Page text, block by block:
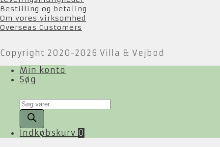
Bestilling og betaling
Om vores virksomhed
Overseas Customers
Copyright 2020-2026 Villa & Vejbod
Min konto
Søg
Products
search
Indkøbskurv 0